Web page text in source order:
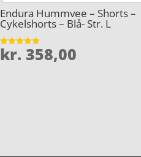
Endura Hummvee – Shorts –
Cykelshorts – Blå- Str. L
Vurderet
4.9
kr. 358,00